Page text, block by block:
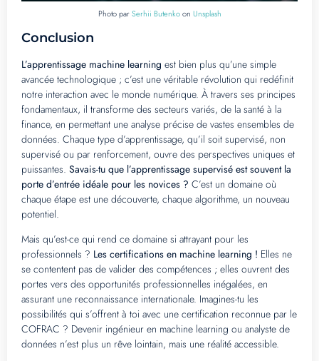
Photo parSerhii Butenkoon Unsplash
Conclusion
L’apprentissage machine learning est bien plus qu’une simple
avancée technologique ; c’est une véritable révolution qui redéfinit
notre interaction avec le monde numérique. À travers ses principes
fondamentaux, il transforme des secteurs variés, de la santé à la
finance, en permettant une analyse précise de vastes ensembles de
données. Chaque type d’apprentissage, qu’il soit supervisé, non
supervisé ou par renforcement, ouvre des perspectives uniques et
puissantes. Savais-tu que l’apprentissage supervisé est souvent la
porte d’entrée idéale pour les novices ? C’est un domaine où
chaque étape est une découverte, chaque algorithme, un nouveau
potentiel.
Mais qu’est-ce qui rend ce domaine si attrayant pour les
professionnels ? Les certifications en machine learning ! Elles ne
se contentent pas de valider des compétences ; elles ouvrent des
portes vers des opportunités professionnelles inégalées, en
assurant une reconnaissance internationale. Imagines-tu les
possibilités qui s’offrent à toi avec une certification reconnue par le
COFRAC ? Devenir ingénieur en machine learning ou analyste de
données n’est plus un rêve lointain, mais une réalité accessible.